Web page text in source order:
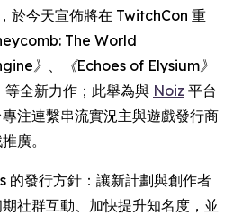
，於今天宣佈將在 TwitchCon 重
The World
》 、
《Echoes of Elysium》
等全新力作；此舉為與 Noiz 平台
注連繫串流實況主與遊戲發行商
廣。
的發行方針：讓新計劃與創作者
社群互動、加快提升知名度，並